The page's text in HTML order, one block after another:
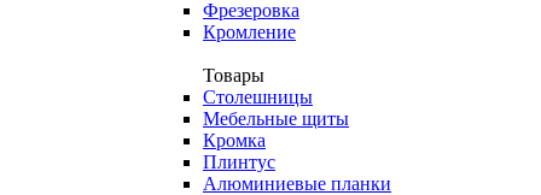
Фрезеровка
Кромление
Товары
Столешницы
Мебельные щиты
Кромка
Плинтус
Алюминиевые планки